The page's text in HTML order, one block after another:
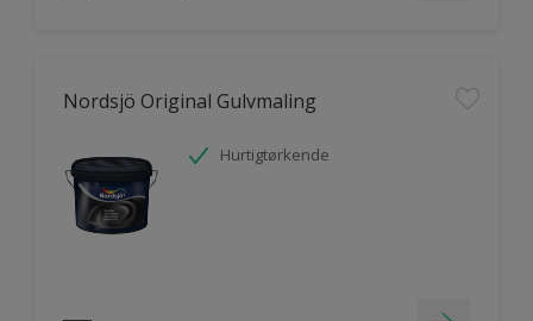
Nordsjö Original Gulvmaling
Hurtigtørkende